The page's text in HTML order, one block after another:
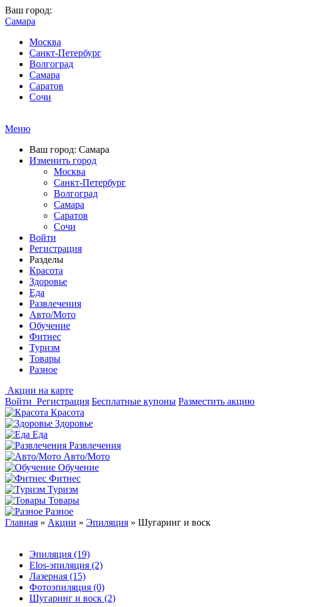
Ваш город:
Самара
Москва
Санкт-Петербург
Волгоград
Самара
Саратов
Сочи
Меню
Ваш город: Самара
Изменить город
Москва
Санкт-Петербург
Волгоград
Самара
Саратов
Сочи
Войти
Регистрация
Разделы
Красота
Здоровье
Еда
Развлечения
Авто/Мото
Обучение
Фитнес
Туризм
Товары
Разное
Акции на карте
Войти Регистрация Бесплатные купоны Разместить акцию
Красота
Здоровье
Еда
Развлечения
Авто/Мото
Обучение
Фитнес
Туризм
Товары
Разное
Главная » Акции » Эпиляция » Шугаринг и воск
Эпиляция (19)
Elos-эпиляция (2)
Лазерная (15)
Фотоэпиляция (0)
Шугаринг и воск (2)